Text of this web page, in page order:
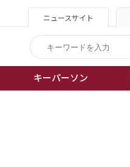
ニュースサイト
キーパーソン